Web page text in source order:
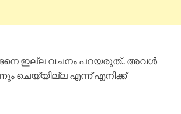
ഇല്ല വചനം പറയരുത്.. അവൾ
ചെയ്യില്ല എന്ന് എനിക്ക്